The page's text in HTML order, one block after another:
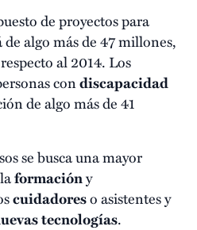
de proyectos para
de algo más de 47 millones,
al 2014. Los
condiscapacidad
de algo más de 41
se busca una mayor
formacióny
cuidadoreso asistentes y
tecnologías.